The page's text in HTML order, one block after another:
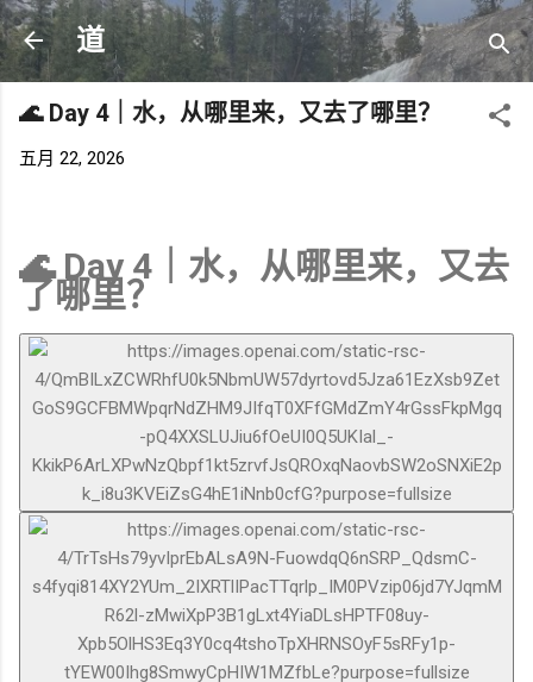
跳至主要内容
道
🌊 Day 4｜水，从哪里来，又去了哪里？
五月 22, 2026
🌊 Day 4｜水，从哪里来，又去
了哪里？